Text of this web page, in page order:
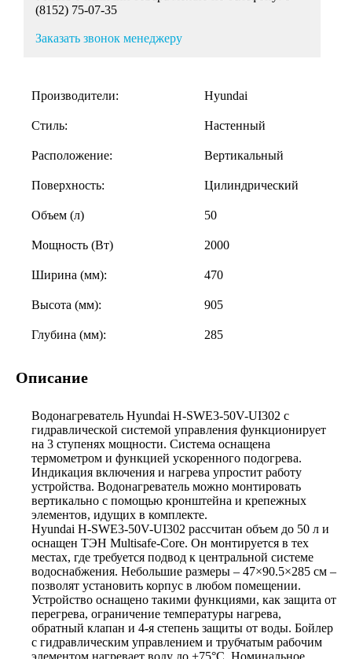
(8152) 75-07-35
Заказать звонок менеджеру
Производители: Hyundai
Стиль: Настенный
Расположение: Вертикальный
Поверхность: Цилиндрический
Объем (л) 50
Мощность (Вт) 2000
Ширина (мм): 470
Высота (мм): 905
Глубина (мм): 285
Описание
Водонагреватель Hyundai H-SWE3-50V-UI302 с
гидравлической системой управления функционирует
на 3 ступенях мощности. Система оснащена
термометром и функцией ускоренного подогрева.
Индикация включения и нагрева упростит работу
устройства. Водонагреватель можно монтировать
вертикально с помощью кронштейна и крепежных
элементов, идущих в комплекте.
Hyundai H-SWE3-50V-UI302 рассчитан объем до 50 л и
оснащен ТЭН Multisafe-Core. Он монтируется в тех
местах, где требуется подвод к центральной системе
водоснабжения. Небольшие размеры – 47×90.5×285 см –
позволят установить корпус в любом помещении.
Устройство оснащено такими функциями, как защита от
перегрева, ограничение температуры нагрева,
обратный клапан и 4-я степень защиты от воды. Бойлер
с гидравлическим управлением и трубчатым рабочим
элементом нагревает воду до +75°С. Номинальное